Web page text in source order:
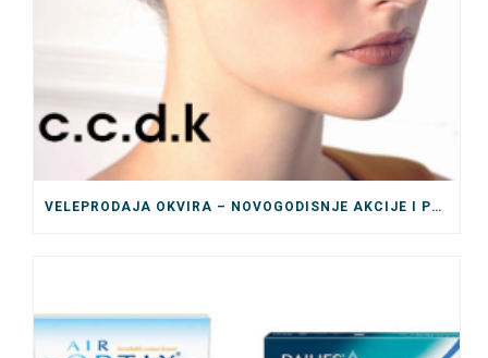
VELEPRODAJA OKVIRA – NOVOGODISNJE AKCIJE I POPUSTI